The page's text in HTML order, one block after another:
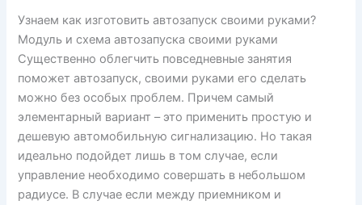
Узнаем как изготовить автозапуск своими руками?
Модуль и схема автозапуска своими руками
Существенно облегчить повседневные занятия
поможет автозапуск, своими руками его сделать
можно без особых проблем. Причем самый
элементарный вариант – это применить простую и
дешевую автомобильную сигнализацию. Но такая
идеально подойдет лишь в том случае, если
управление необходимо совершать в небольшом
радиусе. В случае если между приемником и